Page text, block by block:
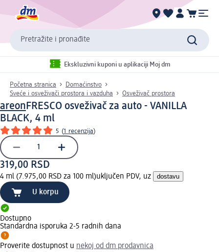
Pretražite i pronađite
Ekskluzivni kuponi u aplikaciji Moj dm
Početna stranica
Domaćinstvo
Sveće i osveživači prostora i vazduha
Osveživač prostora
areonFRESCO osveživač za auto - VANILLA
BLACK, 4 ml
5 (1 recenzija)
319,00 RSD
4 ml (7.975,00 RSD za 100 ml)uključen PDV, uz dostavu
U korpu
Dostupno
Standardna isporuka 2-5 radnih dana
Proverite dostupnost u nekoj od dm prodavnica